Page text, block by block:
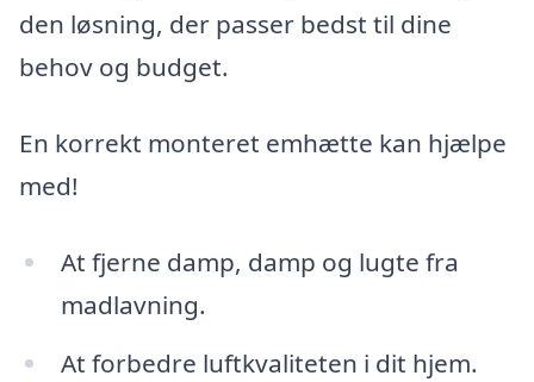
den løsning, der passer bedst til dine
behov og budget.
En korrekt monteret emhætte kan hjælpe
med!
At fjerne damp, damp og lugte fra
madlavning.
At forbedre luftkvaliteten i dit hjem.